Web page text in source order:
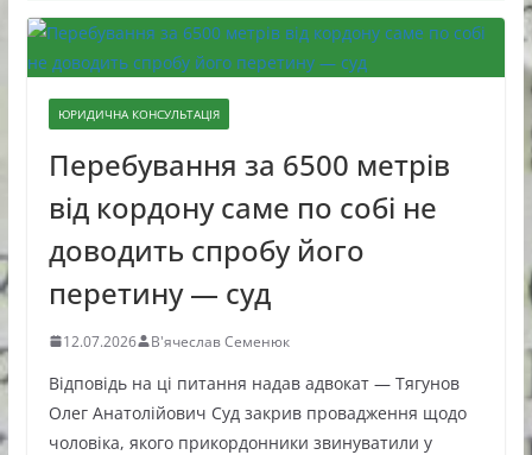
ЮРИДИЧНА КОНСУЛЬТАЦІЯ
Перебування за 6500 метрів
від кордону саме по собі не
доводить спробу його
перетину — суд
12.07.2026 В'ячеслав Семенюк
Відповідь на ці питання надав адвокат — Тягунов
Олег Анатолійович Суд закрив провадження щодо
чоловіка, якого прикордонники звинуватили у